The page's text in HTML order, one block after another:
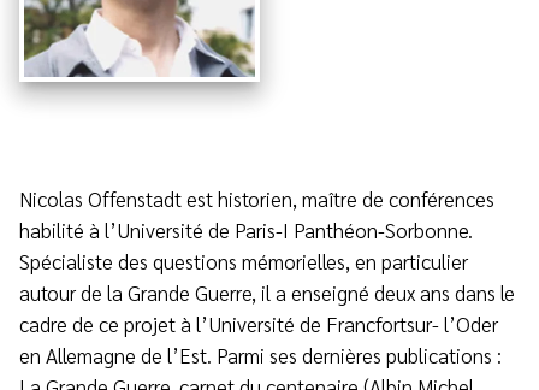
Nicolas Offenstadt est historien, maître de conférences
habilité à l’Université de Paris-I Panthéon-Sorbonne.
Spécialiste des questions mémorielles, en particulier
autour de la Grande Guerre, il a enseigné deux ans dans le
cadre de ce projet à l’Université de Francfortsur- l’Oder
en Allemagne de l’Est. Parmi ses dernières publications :